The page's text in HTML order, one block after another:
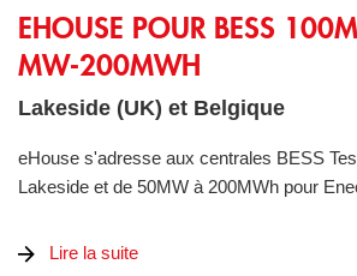
EHOUSE POUR BESS
MW-200MWH
Lakeside (UK) et Belgique
eHouse s'adresse aux centrales BESS
Lakeside et de 50MW à 200MWh pour
Lire la suite